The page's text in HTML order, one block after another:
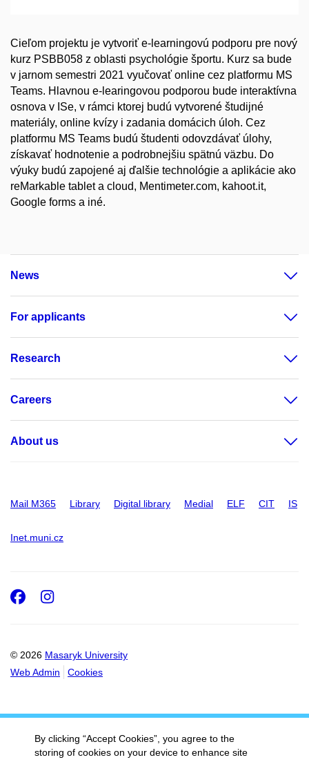
Cieľom projektu je vytvoriť e-learningovú podporu pre nový
kurz PSBB058 z oblasti psychológie športu. Kurz sa bude
v jarnom semestri 2021 vyučovať online cez platformu MS
Teams. Hlavnou e-learingovou podporou bude interaktívna
osnova v ISe, v rámci ktorej budú vytvorené študijné
materiály, online kvízy i zadania domácich úloh. Cez
platformu MS Teams budú študenti odovzdávať úlohy,
získavať hodnotenie a podrobnejšiu spätnú väzbu. Do
výuky budú zapojené aj ďalšie technológie a aplikácie ako
reMarkable tablet a cloud, Mentimeter.com, kahoot.it,
Google forms a iné.
News
For applicants
Research
Careers
About us
Mail M365 Library Digital library Medial ELF CIT IS
Inet.muni.cz
© 2026 Masaryk University
Web Admin
Cookies
Facebook
Instagram
By clicking “Accept Cookies”, you agree to the
storing of cookies on your device to enhance site